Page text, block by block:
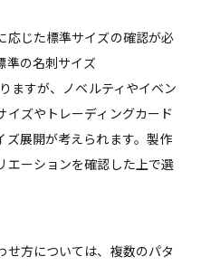
応じた標準サイズの確認が必
準の名刺サイズ
ますが、ノベルティやイベン
イズやトレーディングカード
展開が考えられます。製作
エーションを確認した上で選
方については、複数のパタ